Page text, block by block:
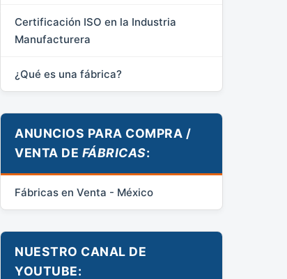
Certificación ISO en la Industria
Manufacturera
¿Qué es una fábrica?
ANUNCIOS PARA COMPRA /
VENTA DE FÁBRICAS:
Fábricas en Venta - México
NUESTRO CANAL DE
YOUTUBE: